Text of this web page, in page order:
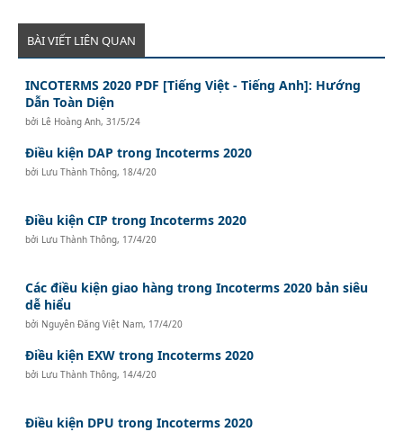
BÀI VIẾT LIÊN QUAN
INCOTERMS 2020 PDF [Tiếng Việt - Tiếng Anh]: Hướng
Dẫn Toàn Diện
bởi Lê Hoàng Anh,31/5/24
Điều kiện DAP trong Incoterms 2020
bởi Lưu Thành Thông, 18/4/20
Điều kiện CIP trong Incoterms 2020
bởi Lưu Thành Thông, 17/4/20
Các điều kiện giao hàng trong Incoterms 2020 bản siêu
dễ hiểu
bởi Nguyên Đăng Việt Nam, 17/4/20
Điều kiện EXW trong Incoterms 2020
bởi Lưu Thành Thông, 14/4/20
Điều kiện DPU trong Incoterms 2020